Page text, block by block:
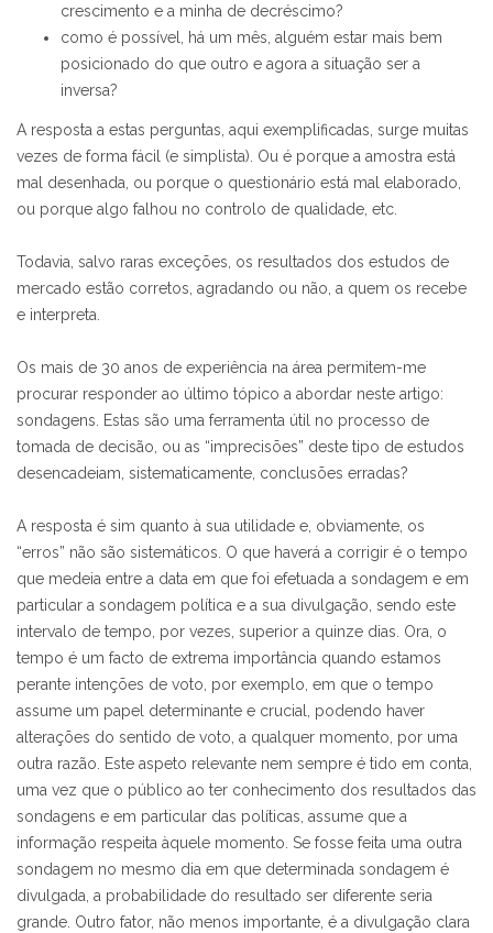
crescimento e a minha de decréscimo?
como é possível, há um mês, alguém estar mais bem
posicionado do que outro e agora a situação ser a
inversa?
A resposta a estas perguntas, aqui exemplificadas, surge muitas
vezes de forma fácil (e simplista). Ou é porque a amostra está
mal desenhada, ou porque o questionário está mal elaborado,
ou porque algo falhou no controlo de qualidade, etc.
Todavia, salvo raras exceções, os resultados dos estudos de
mercado estão corretos, agradando ou não, a quem os recebe
e interpreta.
Os mais de 30 anos de experiência na área permitem-me
procurar responder ao último tópico a abordar neste artigo:
sondagens. Estas são uma ferramenta útil no processo de
tomada de decisão, ou as “imprecisões” deste tipo de estudos
desencadeiam, sistematicamente, conclusões erradas?
A resposta é sim quanto à sua utilidade e, obviamente, os
“erros” não são sistemáticos. O que haverá a corrigir é o tempo
que medeia entre a data em que foi efetuada a sondagem e em
particular a sondagem política e a sua divulgação, sendo este
intervalo de tempo, por vezes, superior a quinze dias. Ora, o
tempo é um facto de extrema importância quando estamos
perante intenções de voto, por exemplo, em que o tempo
assume um papel determinante e crucial, podendo haver
alterações do sentido de voto, a qualquer momento, por uma
outra razão. Este aspeto relevante nem sempre é tido em conta,
uma vez que o público ao ter conhecimento dos resultados das
sondagens e em particular das políticas, assume que a
informação respeita àquele momento. Se fosse feita uma outra
sondagem no mesmo dia em que determinada sondagem é
divulgada, a probabilidade do resultado ser diferente seria
grande. Outro fator, não menos importante, é a divulgação clara